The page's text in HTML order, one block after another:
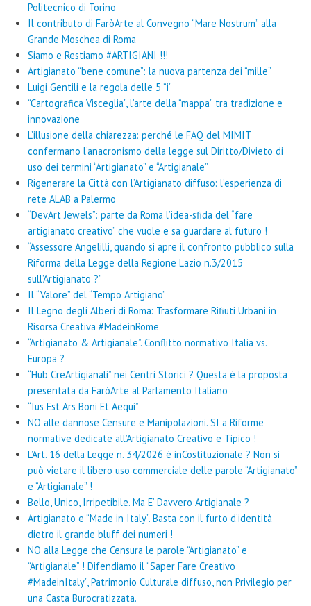
Politecnico di Torino
Il contributo di FaròArte al Convegno “Mare Nostrum” alla
Grande Moschea di Roma
Siamo e Restiamo #ARTIGIANI !!!
Artigianato “bene comune”: la nuova partenza dei “mille”
Luigi Gentili e la regola delle 5 “i”
“Cartografica Visceglia”, l’arte della “mappa” tra tradizione e
innovazione
L’illusione della chiarezza: perché le FAQ del MIMIT
confermano l’anacronismo della legge sul Diritto/Divieto di
uso dei termini “Artigianato” e “Artigianale”
Rigenerare la Città con l’Artigianato diffuso: l’esperienza di
rete ALAB a Palermo
“DevArt Jewels”: parte da Roma l’idea-sfida del “fare
artigianato creativo” che vuole e sa guardare al futuro !
“Assessore Angelilli, quando si apre il confronto pubblico sulla
Riforma della Legge della Regione Lazio n.3/2015
sull’Artigianato ?”
Il “Valore” del “Tempo Artigiano”
Il Legno degli Alberi di Roma: Trasformare Rifiuti Urbani in
Risorsa Creativa #MadeinRome
“Artigianato & Artigianale”. Conflitto normativo Italia vs.
Europa ?
“Hub CreArtigianali” nei Centri Storici ? Questa è la proposta
presentata da FaròArte al Parlamento Italiano
“Ius Est Ars Boni Et Aequi”
NO alle dannose Censure e Manipolazioni. SI a Riforme
normative dedicate all’Artigianato Creativo e Tipico !
L’Art. 16 della Legge n. 34/2026 è inCostituzionale ? Non si
può vietare il libero uso commerciale delle parole “Artigianato”
e “Artigianale” !
Bello, Unico, Irripetibile. Ma E’ Davvero Artigianale ?
Artigianato e “Made in Italy”. Basta con il furto d’identità
dietro il grande bluff dei numeri !
NO alla Legge che Censura le parole “Artigianato” e
“Artigianale” ! Difendiamo il “Saper Fare Creativo
#MadeinItaly”, Patrimonio Culturale diffuso, non Privilegio per
una Casta Burocratizzata.